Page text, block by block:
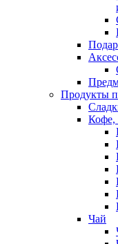
Продукты
Кофе,
Чай